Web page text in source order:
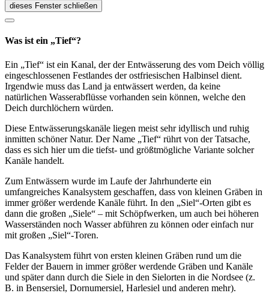
dieses Fenster schließen
Was ist ein „Tief“?
Ein „Tief“ ist ein Kanal, der der Entwässerung des vom Deich völlig
eingeschlossenen Festlandes der ostfriesischen Halbinsel dient.
Irgendwie muss das Land ja entwässert werden, da keine
natürlichen Wasserabflüsse vorhanden sein können, welche den
Deich durchlöchern würden.
Diese Entwässerungskanäle liegen meist sehr idyllisch und ruhig
inmitten schöner Natur. Der Name „Tief“ rührt von der Tatsache,
dass es sich hier um die tiefst- und größtmögliche Variante solcher
Kanäle handelt.
Zum Entwässern wurde im Laufe der Jahrhunderte ein
umfangreiches Kanalsystem geschaffen, dass von kleinen Gräben in
immer größer werdende Kanäle führt. In den „Siel“-Orten gibt es
dann die großen „Siele“ – mit Schöpfwerken, um auch bei höheren
Wasserständen noch Wasser abführen zu können oder einfach nur
mit großen „Siel“-Toren.
Das Kanalsystem führt von ersten kleinen Gräben rund um die
Felder der Bauern in immer größer werdende Gräben und Kanäle
und später dann durch die Siele in den Sielorten in die Nordsee (z.
B. in Bensersiel, Dornumersiel, Harlesiel und anderen mehr).